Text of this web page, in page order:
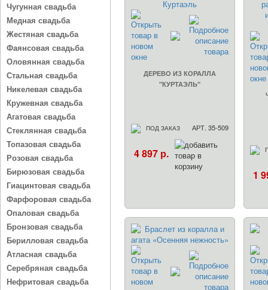
Чугунная свадьба
Медная свадьба
Жестяная свадьба
Фаянсовая свадьба
Оловянная свадьба
Стальная свадьба
Никелевая свадьба
Кружевная свадьба
Агатовая свадьба
Стеклянная свадьба
Топазовая свадьба
Розовая свадьба
Бирюзовая свадьба
Гиацинтовая свадьба
Фарфоровая свадьба
Опаловая свадьба
Бронзовая свадьба
Берилловая свадьба
Атласная свадьба
Серебряная свадьба
Нефритовая свадьба
ДЕРЕВО ИЗ КОРАЛЛА
"КУРТАЭЛЬ"
ПОД ЗАКАЗ АРТ. 35-509
4 897 р.
1